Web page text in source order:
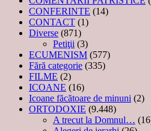
CONFERINTE (14)
CONTACT (1)
Diverse (871)
Petiţii (3)
ECUMENISM (577)
Fără categorie (335)
FILME (2)
ICOANE (16)
Icoane făcătoare de minuni (2)
ORTODOXIE (9.448)
A trecut la Domnul…